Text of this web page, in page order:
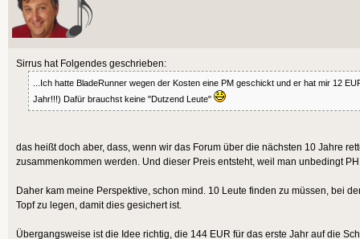
Sirrus hat Folgendes geschrieben:
...Ich hatte BladeRunner wegen der Kosten eine PM geschickt und er hat mir 12
Jahr!!!) Dafür brauchst keine "Dutzend Leute"
das heißt doch aber, dass, wenn wir das Forum über die nächsten 10 Jahre
zusammenkommen werden. Und dieser Preis entsteht, weil man unbedingt
Daher kam meine Perspektive, schon mind. 10 Leute finden zu müssen, bei
Topf zu legen, damit dies gesichert ist.
Übergangsweise ist die Idee richtig, die 144 EUR für das erste Jahr auf die